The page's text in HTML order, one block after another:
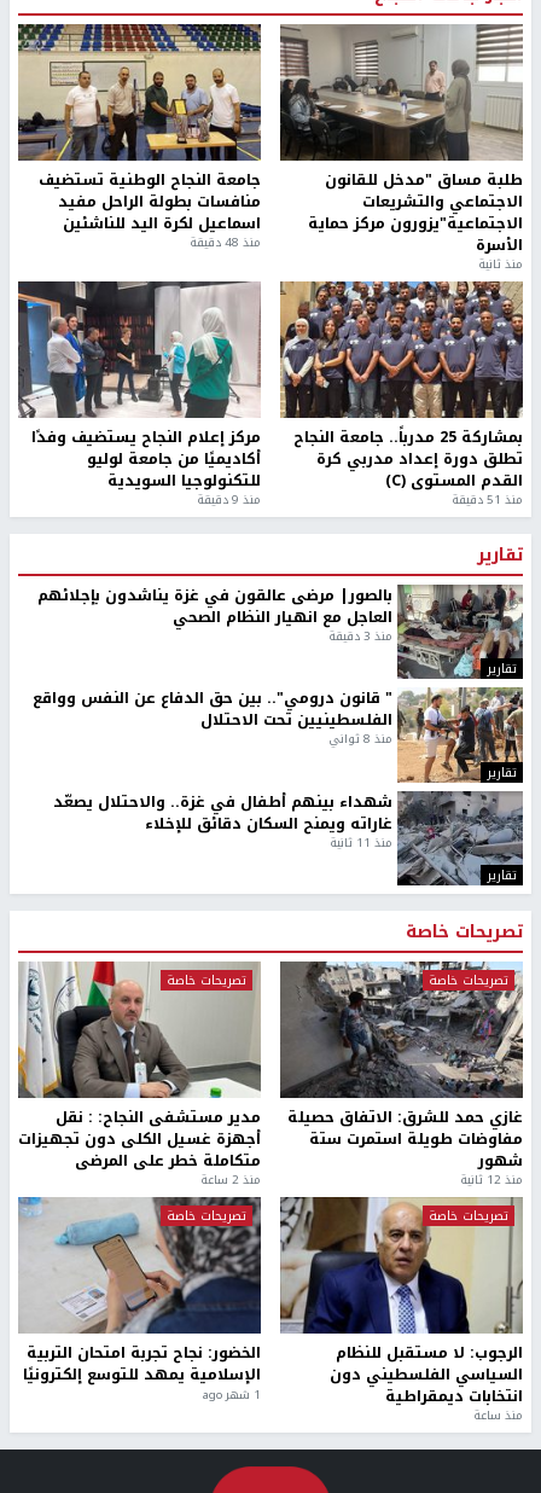
طلبة مساق "مدخل للقانون
الاجتماعي والتشريعات
الاجتماعية"يزورون مركز حماية
الأسرة
منذ ثانية
جامعة النجاح الوطنية تستضيف
منافسات بطولة الراحل مفيد
اسماعيل لكرة اليد للناشئين
منذ 48 دقيقة
بمشاركة 25 مدرباً.. جامعة النجاح
تطلق دورة إعداد مدربي كرة
القدم المستوى (C)
منذ 51 دقيقة
مركز إعلام النجاح يستضيف وفدًا
أكاديميًا من جامعة لوليو
للتكنولوجيا السويدية
منذ 9 دقيقة
تقارير
تقارير
بالصور| مرضى عالقون في غزة يناشدون بإجلائهم
العاجل مع انهيار النظام الصحي
منذ 3 دقيقة
تقارير
" قانون درومي".. بين حق الدفاع عن النفس وواقع
الفلسطينيين تحت الاحتلال
منذ 8 ثواني
تقارير
شهداء بينهم أطفال في غزة.. والاحتلال يصعّد
غاراته ويمنح السكان دقائق للإخلاء
منذ 11 ثانية
تصريحات خاصة
تصريحات خاصة
غازي حمد للشرق: الاتفاق حصيلة
مفاوضات طويلة استمرت ستة
شهور
منذ 12 ثانية
تصريحات خاصة
مدير مستشفى النجاح: : نقل
أجهزة غسيل الكلى دون تجهيزات
متكاملة خطر على المرضى
منذ 2 ساعة
تصريحات خاصة
الرجوب: لا مستقبل للنظام
السياسي الفلسطيني دون
انتخابات ديمقراطية
منذ ساعة
تصريحات خاصة
الخضور: نجاح تجربة امتحان التربية
الإسلامية يمهد للتوسع إلكترونيًا
1 شهر ago